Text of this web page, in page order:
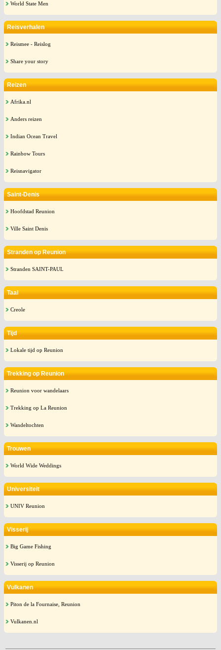
World State Men
Reisverhalen
Reismee - Reislog
Share your story
Reizen
Afrika.nl
Anders reizen
Indian Ocean Travel
Rainbow Tours
Reisnavigator
Saint-Denis
Hoofdstad Reunion
Ville Saint Denis
Stranden op Reunion
Stranden SAINT-PAUL
Taal
Creole
Tijd
Lokale tijd op Reunion
Trekking op Reunion
Reunion voor wandelaars
Trekking op La Reunion
Wandeltochten
Trouwen
World Wide Weddings
Universiteit
UNIV Reunion
Visserij
Big Game Fishing
Visserij op Reunion
Vulkanen
Piton de la Fournaise, Reunion
Vulkanen.nl